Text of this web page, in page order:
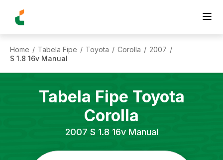
Home / Tabela Fipe / Toyota / Corolla / 2007 /
S 1.8 16v Manual
Tabela Fipe Toyota
Corolla
2007 S 1.8 16v Manual